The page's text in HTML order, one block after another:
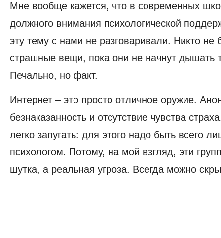
Мне вообще кажется, что в современных
должного внимания психологической
эту тему с нами не разговаривали. Никто не
страшные вещи, пока они не начнут дышать
Печально, но факт.
Интернет – это просто отличное оружие.
безнаказанность и отсутствие чувства
легко запугать: для этого надо быть всего
психологом. Потому, на мой взгляд, эти
шутка, а реальная угроза. Всегда можно